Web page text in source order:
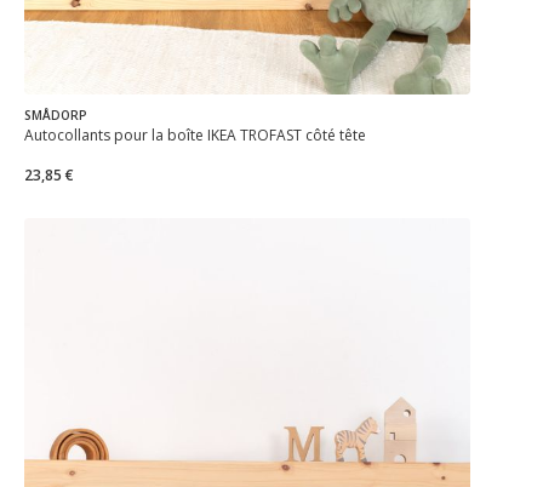
SMÅDORP
Autocollants pour la boîte IKEA TROFAST côté tête
23,85 €